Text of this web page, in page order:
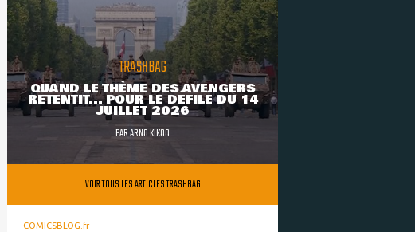
TRASHBAG
QUAND LE THÈME DES AVENGERS
RETENTIT... POUR LE DÉFILÉ DU 14
JUILLET 2026
PARARNO KIKOO
VOIR TOUS LES ARTICLES TRASHBAG
COMICSBLOG.fr